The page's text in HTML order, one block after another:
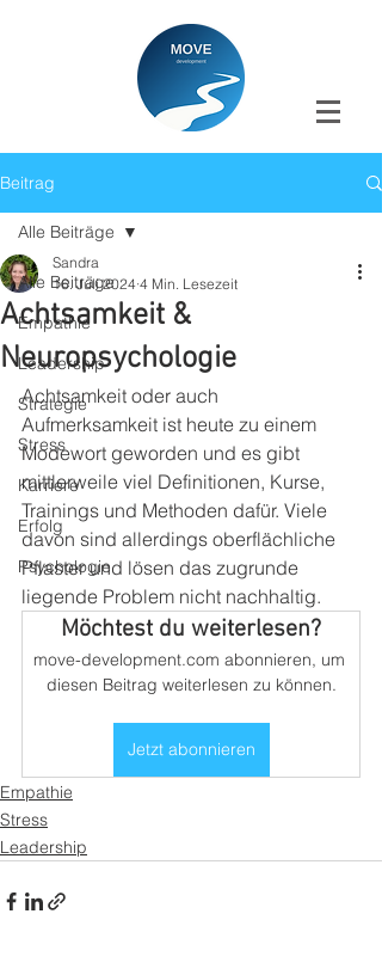
Beitrag
Alle Beiträge
Empathie
Leadership
Strategie
Stress
Karriere
Erfolg
Psychologie
Alle Beiträge
Achtsamkeit &
Neuropsychologie
Sandra
16. Juli 2024 4 Min. Lesezeit
Achtsamkeit oder auch
Aufmerksamkeit ist heute zu einem
Modewort geworden und es gibt
mittlerweile viel Definitionen, Kurse,
Trainings und Methoden dafür. Viele
davon sind allerdings oberflächliche
Pflaster und lösen das zugrunde
liegende Problem nicht nachhaltig.
Möchtest du weiterlesen?
move-development.com abonnieren, um
diesen Beitrag weiterlesen zu können.
Jetzt abonnieren
Empathie
Stress
Leadership